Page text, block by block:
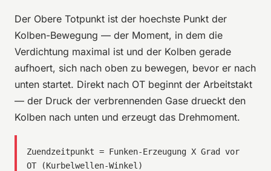
Der Obere Totpunkt ist der hoechste Punkt der
Kolben-Bewegung — der Moment, in dem die
Verdichtung maximal ist und der Kolben gerade
aufhoert, sich nach oben zu bewegen, bevor er nach
unten startet. Direkt nach OT beginnt der Arbeitstakt
— der Druck der verbrennenden Gase drueckt den
Kolben nach unten und erzeugt das Drehmoment.
Zuendzeitpunkt = Funken-Erzeugung X Grad vor
OT (Kurbelwellen-Winkel)